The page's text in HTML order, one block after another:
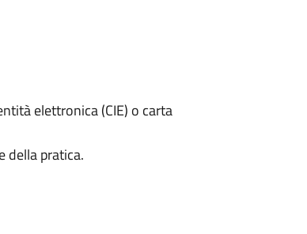
elettronica (CIE) o carta
della pratica.